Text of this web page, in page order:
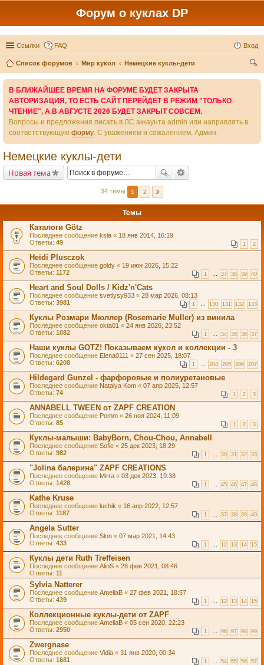
Форум о куклах DP
Ссылки FAQ Вход
Список форумов Мир кукол
Немецкие куклы-дети
В БЛИЖАЙШЕЕ ВРЕМЯ НА ФОРУМЕ БУДЕТ ЗАКРЫТА
АВТОРИЗАЦИЯ, ТО ЕСТЬ САЙТ ПЕРЕЙДЕТ В РЕЖИМ "ТОЛЬКО
ЧТЕНИЕ", А В АВГУСТЕ 2026 БУДЕТ ЗАКРЫТ СОВСЕМ.
Вопросы и предложения писать в ЛС аккаунта admin или направлять в
соответствующую форму. С уважением и сожалением, Админ.
Немецкие куклы-дети
Новая тема
34 темы 1 2
Темы
Каталоги Götz
Последнее сообщение ksia « 18 янв 2014, 16:19
Ответы: 49 1 2
Heidi Plusczok
Последнее сообщение goldy « 19 июн 2026, 15:22
Ответы: 1172 1 … 37 38 39 40
Heart and Soul Dolls / Kidz'n'Cats
Последнее сообщение svetlysy933 « 28 мар 2026, 08:13
Ответы: 3981 1 … 130 131 132 133
Куклы Розмари Мюллер (Rosemarie Muller) из винила
Последнее сообщение okta01 « 24 янв 2026, 23:52
Ответы: 1082 1 … 34 35 36 37
Наши куклы GOTZ! Показываем кукол и коллекции - 3
Последнее сообщение Elena0111 « 27 сен 2025, 18:07
Ответы: 6208 1 … 204 205 206 207
Hildegard Gunzel - фарфоровые и полиуретановые
Последнее сообщение Natalya Kom « 07 апр 2025, 12:57
Ответы: 74 1 2 3
ANNABELL TWEEN от ZAPF CREATION
Последнее сообщение Pomm « 26 ноя 2024, 11:09
Ответы: 85 1 2 3
Куклы-малыши: BabyBorn, Chou-Chou, Annabell
Последнее сообщение Sofie « 25 дек 2023, 18:29
Ответы: 982 1 … 30 31 32 33
"Jolina балерина" ZAPF CREATIONS
Последнее сообщение Mirra « 03 дек 2023, 19:38
Ответы: 1428 1 … 45 46 47 48
Kathe Kruse
Последнее сообщение luchik « 16 апр 2022, 12:57
Ответы: 1187 1 … 37 38 39 40
Angela Sutter
Последнее сообщение Slon « 07 мар 2021, 14:43
Ответы: 433 1 … 12 13 14 15
Куклы дети Ruth Treffeisen
Последнее сообщение AlinS « 28 фев 2021, 08:46
Ответы: 11
Sylvia Natterer
Последнее сообщение AmeliaB « 27 фев 2021, 18:57
Ответы: 439 1 … 12 13 14 15
Коллекционные куклы-дети от ZAPF
Последнее сообщение AmeliaB « 05 сен 2020, 22:23
Ответы: 2950 1 … 96 97 98 99
Zwergnase
Последнее сообщение Vidia « 31 янв 2020, 00:34
Ответы: 1681 1 … 54 55 56 57